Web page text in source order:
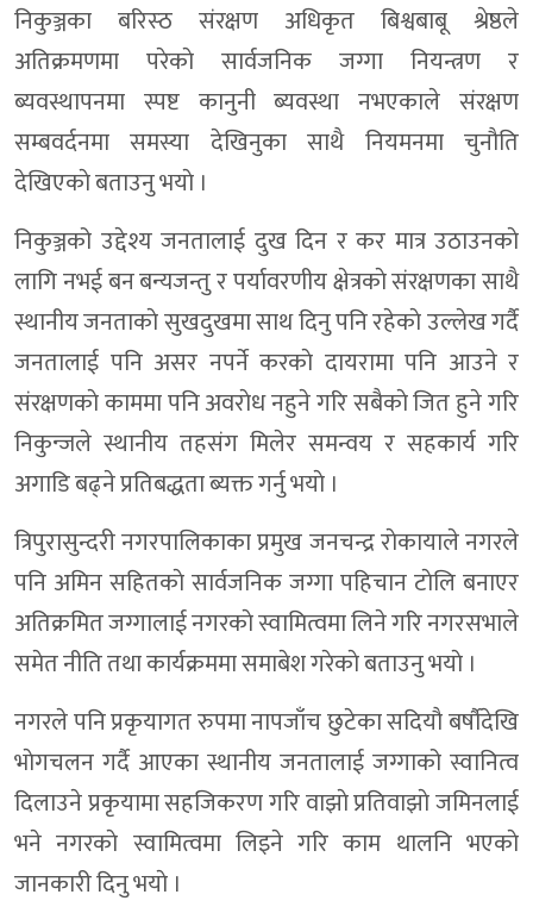
निकुञ्जका बरिस्ठ संरक्षण अधिकृत बिश्वबाबू श्रेष्ठले
अतिक्रमणमा परेकाे सार्वजनिक जग्गा नियन्त्रण र
ब्यवस्थापनमा स्पष्ट कानुनी ब्यवस्था नभएकाले संरक्षण
सम्बवर्दनमा समस्या देखिनुका साथै नियमनमा चुनाैति
देखिएकाे बताउनु भयाे ।
निकुञ्जको उद्देश्य जनतालाई दुख दिन र कर मात्र उठाउनकाे
लागि नभई बन बन्यजन्तु र पर्यावरणीय क्षेत्रकाे संरक्षणका साथै
स्थानीय जनताकाे सुखदुखमा साथ दिनु पनि रहेकाे उल्लेख गर्दै
जनतालाई पनि असर नपर्ने करकाे दायरामा पनि आउने र
संरक्षणकाे काममा पनि अवराेध नहुने गरि सबैकाे जित हुने गरि
निकुन्जले स्थानीय तहसंग मिलेर समन्वय र सहकार्य गरि
अगाडि बढ्ने प्रतिबद्धता ब्यक्त गर्नु भयाे ।
त्रिपुरासुन्दरी नगरपालिकाका प्रमुख जनचन्द्र राेकायाले नगरले
पनि अमिन सहितकाे सार्वजनिक जग्गा पहिचान टाेलि बनाएर
अतिक्रमित जग्गालाई नगरकाे स्वामित्वमा लिने गरि नगरसभाले
समेत नीति तथा कार्यक्रममा समाबेश गरेकाे बताउनु भयाे ।
नगरले पनि प्रकृयागत रुपमा नापजाँच छुटेका सदियाै बर्षाैदेखि
भाेगचलन गर्दै आएका स्थानीय जनतालाई जग्गाको स्वानित्व
दिलाउने प्रकृयामा सहजिकरण गरि वाझाे प्रतिवाझाे जमिनलाई
भने नगरकाे स्वामित्वमा लिइने गरि काम थालनि भएकाे
जानकारी दिनु भयाे ।